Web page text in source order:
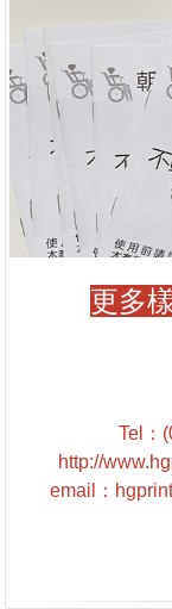
更多
Tel
：
http://
email
：